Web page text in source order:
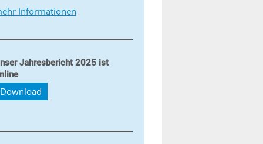
Informationen
Jahresbericht 2025 ist
Download